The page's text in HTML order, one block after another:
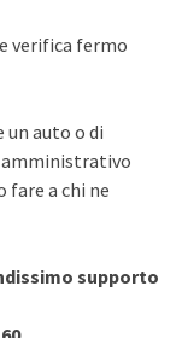
verifica fermo
un auto o di
amministrativo
a chi ne
supporto